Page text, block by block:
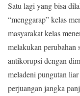
Satu lagi yang bisa
“menggarap” kelas
masyarakat kelas
melakukan
antikorupsi dengan
meladeni pungutan
perjuangan jangka